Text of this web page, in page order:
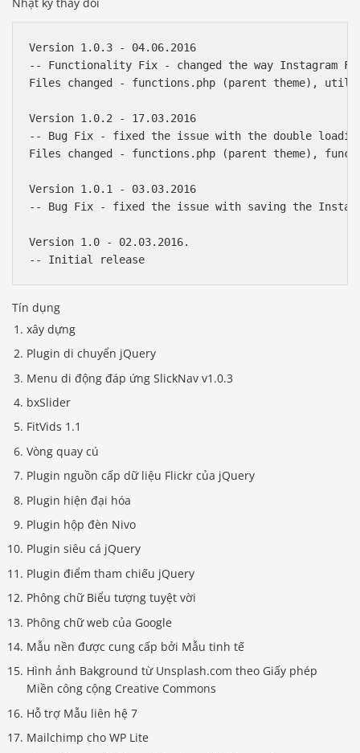
Version 1.0.3 - 04.06.2016
-- Functionality Fix - changed the way Instagram
Files changed - functions.php (parent theme),
Version 1.0.2 - 17.03.2016
-- Bug Fix - fixed the issue with the double
Files changed - functions.php (parent theme),
Version 1.0.1 - 03.03.2016
-- Bug Fix - fixed the issue with saving the
Version 1.0 - 02.03.2016.
Tín dụng
xây dựng
Plugin di chuyển jQuery
Menu di động đáp ứng SlickNav v1.0.3
bxSlider
FitVids 1.1
Vòng quay cú
Plugin nguồn cấp dữ liệu Flickr của jQuery
Plugin hiện đại hóa
Plugin hộp đèn Nivo
Plugin siêu cá jQuery
Plugin điểm tham chiếu jQuery
Phông chữ Biểu tượng tuyệt vời
Phông chữ web của Google
Mẫu nền được cung cấp bởi Mẫu tinh tế
Hình ảnh Bakground từ Unsplash.com theo Giấy phép
Miền công cộng Creative Commons
Hỗ trợ Mẫu liên hệ 7
Mailchimp cho WP Lite